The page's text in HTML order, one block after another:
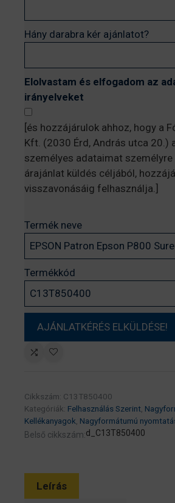
Hány darabra kér ajánlatot?
Elolvastam és elfogadom az
irányelveket
[és hozzájárulok ahhoz, hogy a
Kft. (2030 Érd, András utca 20.)
személyes adataimat
árajánlat küldés céljából,
visszavonásáig felhasználja.]
Termék neve
Termékkód
Cikkszám: C13T850400
Kategóriák: Felhasználás Szerint,
Kellékanyagok, Nagyformátumú
Belső cikkszám:d_C13T850400
Leírás